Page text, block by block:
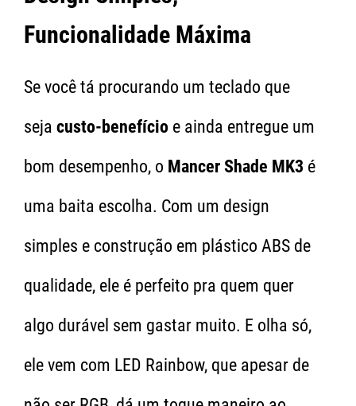
Funcionalidade Máxima
Se você tá procurando um teclado que
seja custo-benefício e ainda entregue um
bom desempenho, o Mancer Shade MK3 é
uma baita escolha. Com um design
simples e construção em plástico ABS de
qualidade, ele é perfeito pra quem quer
algo durável sem gastar muito. E olha só,
ele vem com LED Rainbow, que apesar de